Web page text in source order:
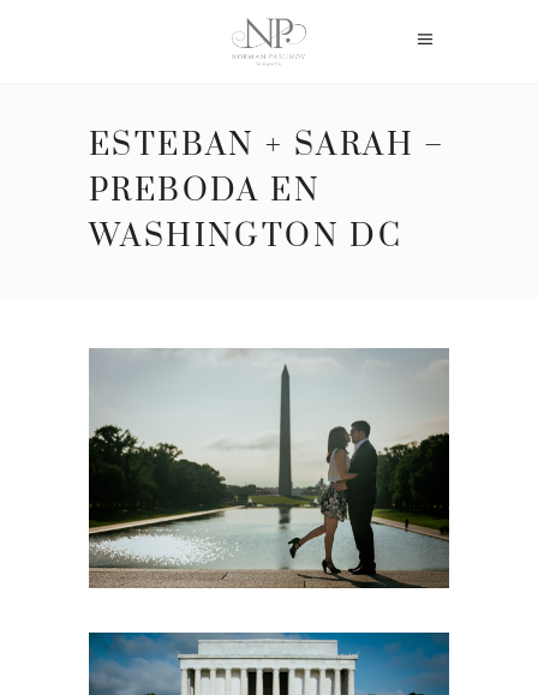
ESTEBAN + SARAH –
PREBODA EN
WASHINGTON DC